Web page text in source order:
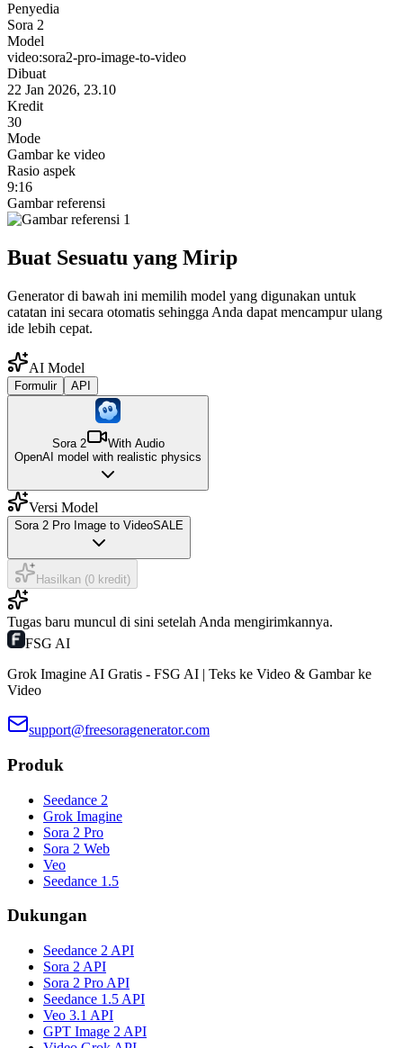
Penyedia
Sora 2
Model
video:sora2-pro-image-to-video
Dibuat
22 Jan 2026, 23.10
Kredit
30
Mode
Gambar ke video
Rasio aspek
9:16
Gambar referensi
Buat Sesuatu yang Mirip
Generator di bawah ini memilih model yang digunakan untuk
catatan ini secara otomatis sehingga Anda dapat mencampur ulang
ide lebih cepat.
AI Model
Formulir API
Sora 2
With Audio
OpenAI model with realistic physics
Versi Model
Sora 2 Pro Image to VideoSALE
Hasilkan (0 kredit)
Tugas baru muncul di sini setelah Anda mengirimkannya.
FSG AI
Grok Imagine AI Gratis - FSG AI | Teks ke Video & Gambar ke
Video
support@freesoragenerator.com
Produk
Seedance 2
Grok Imagine
Sora 2 Pro
Sora 2 Web
Veo
Seedance 1.5
Dukungan
Seedance 2 API
Sora 2 API
Sora 2 Pro API
Seedance 1.5 API
Veo 3.1 API
GPT Image 2 API